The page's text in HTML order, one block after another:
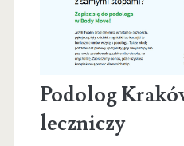
Podolog
leczniczy